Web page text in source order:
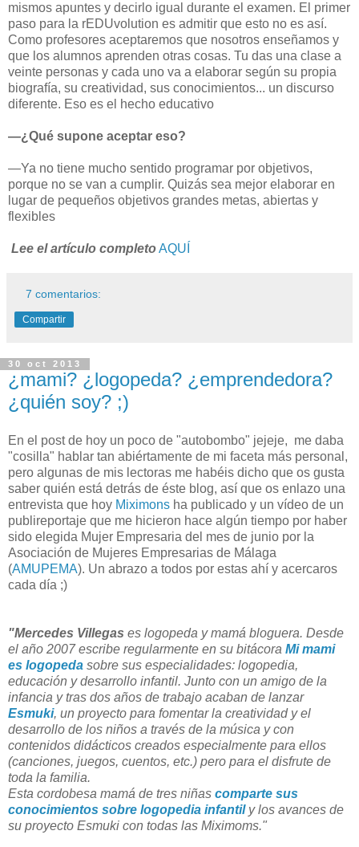
mismos apuntes y decirlo igual durante el examen. El primer
paso para la rEDUvolution es admitir que esto no es así.
Como profesores aceptaremos que nosotros enseñamos y
que los alumnos aprenden otras cosas. Tu das una clase a
veinte personas y cada uno va a elaborar según su propia
biografía, su creatividad, sus conocimientos... un discurso
diferente. Eso es el hecho educativo
—¿Qué supone aceptar eso?
—Ya no tiene mucho sentido programar por objetivos,
porque no se van a cumplir. Quizás sea mejor elaborar en
lugar de pequeños objetivos grandes metas, abiertas y
flexibles
Lee el artículo completoAQUÍ
7 comentarios:
Compartir
30 oct 2013
¿mami? ¿logopeda? ¿emprendedora?
¿quién soy? ;)
En el post de hoy un poco de "autobombo" jejeje, me daba
"cosilla" hablar tan abiértamente de mi faceta más personal,
pero algunas de mis lectoras me habéis dicho que os gusta
saber quién está detrás de éste blog, así que os enlazo una
entrevista que hoy Miximons ha publicado y un vídeo de un
publireportaje que me hicieron hace algún tiempo por haber
sido elegida Mujer Empresaria del mes de junio por la
Asociación de Mujeres Empresarias de Málaga
(AMUPEMA). Un abrazo a todos por estas ahí y acercaros
cada día ;)
"Mercedes Villegas es logopeda y mamá bloguera. Desde
el año 2007 escribe regularmente en su bitácora Mi mami
es logopeda sobre sus especialidades: logopedia,
educación y desarrollo infantil. Junto con un amigo de la
infancia y tras dos años de trabajo acaban de lanzar
Esmuki, un proyecto para fomentar la creatividad y el
desarrollo de los niños a través de la música y con
contenidos didácticos creados especialmente para ellos
(canciones, juegos, cuentos, etc.) pero para el disfrute de
toda la familia.
Esta cordobesa mamá de tres niñas comparte sus
conocimientos sobre logopedia infantily los avances de
su proyecto Esmuki con todas las Miximoms."